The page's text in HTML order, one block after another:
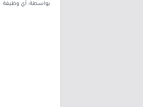
بواسطة: أي وظيفة